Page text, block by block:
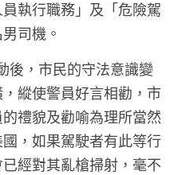
執行職務」及「危險駕
司機。
後，市民的守法意識變
縱使警員好言相勸，市
禮貌及勸喻為理所當然
，如果駕駛者有此等行
經對其亂槍掃射，毫不